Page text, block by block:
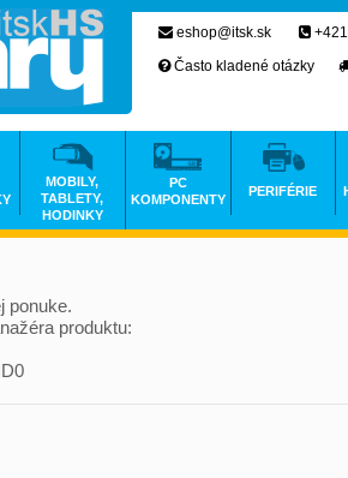
ponuke.
produktu:
eshop@itsk.sk
Často kladené otázky
MOBILY,
TABLETY,
HODINKY
PC
KOMPONENTY
PERIFÉRIE